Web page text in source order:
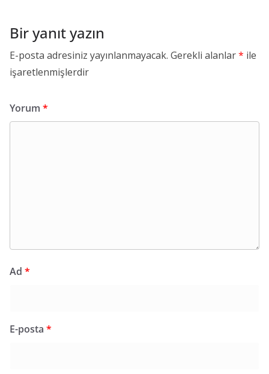
Bir yanıt yazın
E-posta adresiniz yayınlanmayacak. Gerekli alanlar* ile
işaretlenmişlerdir
Yorum *
Ad *
E-posta *